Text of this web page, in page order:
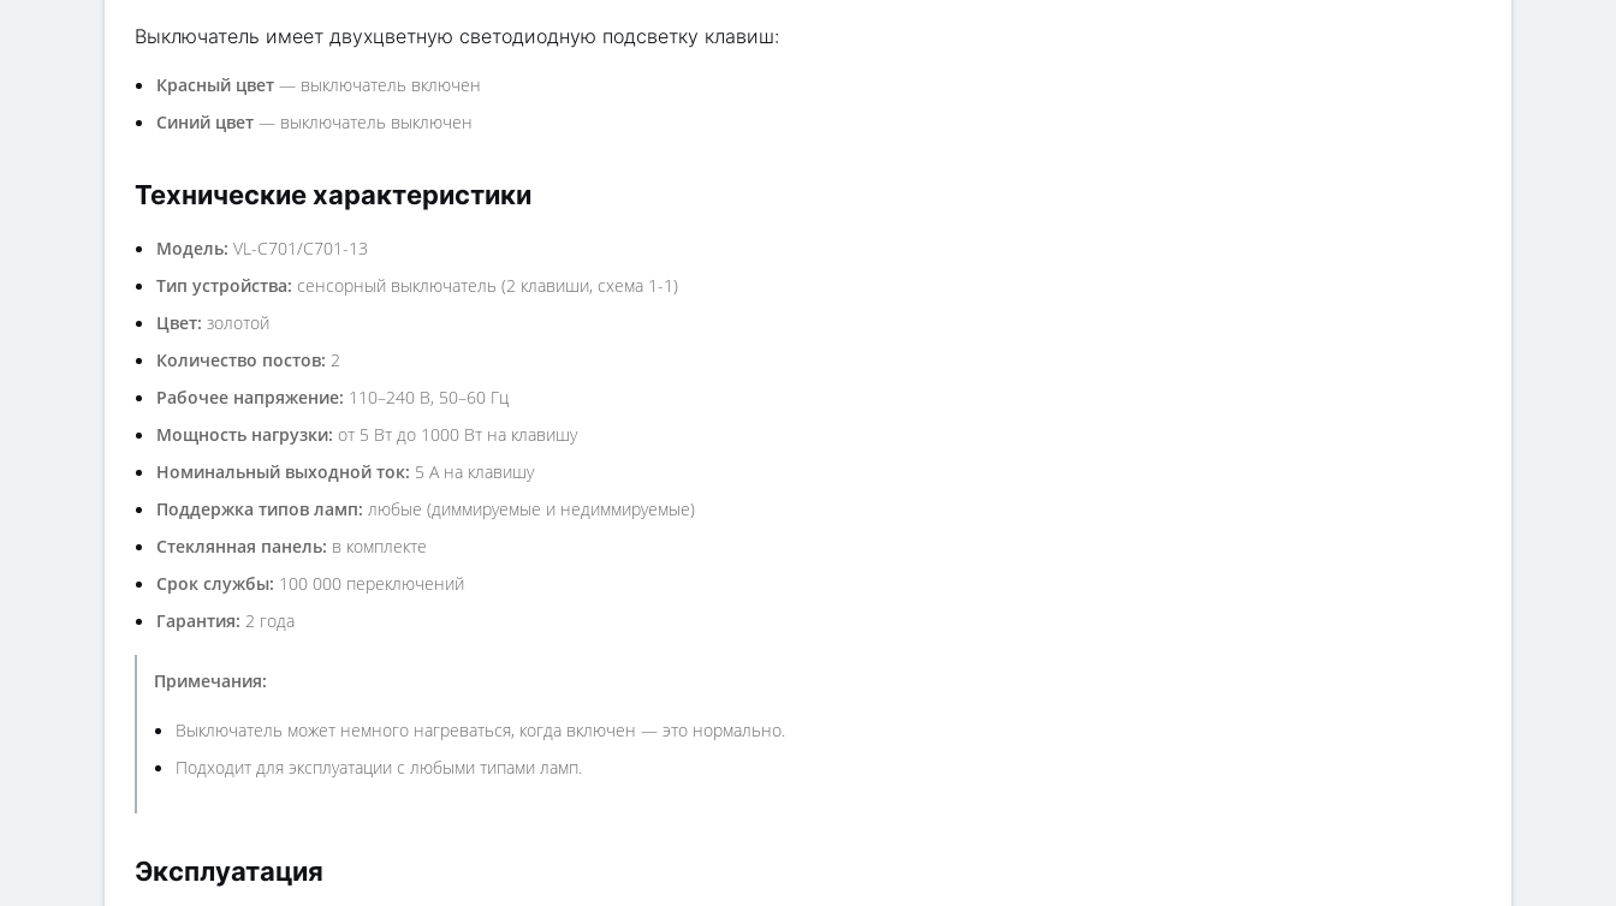
Выключатель имеет двухцветную светодиодную подсветку клавиш:
Красный цвет — выключатель включен
Синий цвет — выключатель выключен
Технические характеристики
Модель: VL-C701/C701-13
Тип устройства: сенсорный выключатель (2 клавиши, схема 1-1)
Цвет: золотой
Количество постов: 2
Рабочее напряжение: 110–240 В, 50–60 Гц
Мощность нагрузки: от 5 Вт до 1000 Вт на клавишу
Номинальный выходной ток: 5 А на клавишу
Поддержка типов ламп: любые (диммируемые и недиммируемые)
Стеклянная панель: в комплекте
Срок службы: 100 000 переключений
Гарантия: 2 года
Примечания:
Выключатель может немного нагреваться, когда включен — это нормально.
Подходит для эксплуатации с любыми типами ламп.
Эксплуатация